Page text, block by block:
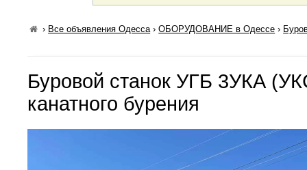
› Все объявления Одесса›ОБОРУДОВАНИЕ в Одессе ›
Буровой станок УГБ 3УКА
канатного бурения